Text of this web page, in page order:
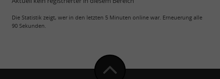
Die Statistik zeigt, wer in den letzten 5 Minuten online war. Erneuerung alle
90 Sekunden.